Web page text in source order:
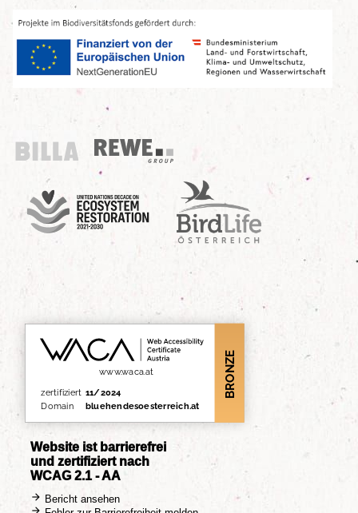
Billa
REWE Group
UN Decade
Birdlife